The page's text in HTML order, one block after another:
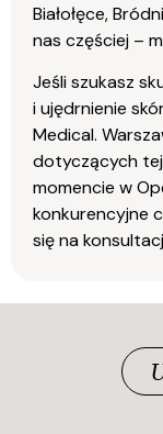
Białołęce,
nas częściej –
Jeśli szukasz
i ujędrnienie
Medical.
dotyczących
momencie w
konkurencyjne
się na